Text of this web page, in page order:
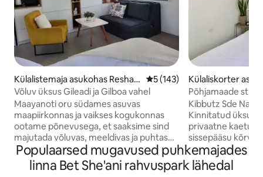
Külalistemaja asukohas Reshafi
m
Keskmine hinnang 5/5, 143
5 (143)
Võluv üksus Gileadi ja Gilboa vahel
Maayanoti oru südames asuvas
maapiirkonnas ja vaikses kogukonnas
ootame põnevusega, et saaksime sind
majutada võluvas, meeldivas ja puhtas
üksuses. Üksus asub eraldi korrusel maja
kohal - pead trepist üles minema - suure
privaatse rõdu ja suurepäraste
Külaliskorter
Nahum
Põhjamaade
Kibbutz Sde
Kinnitatud üksus
privaatne kaetud
sissepääsu
kohvimasin,
kohvi
Netflixiga, wifi,
Populaarsed mugavused puhkemajades
linna Bet She'ani rahvuspark lähedal